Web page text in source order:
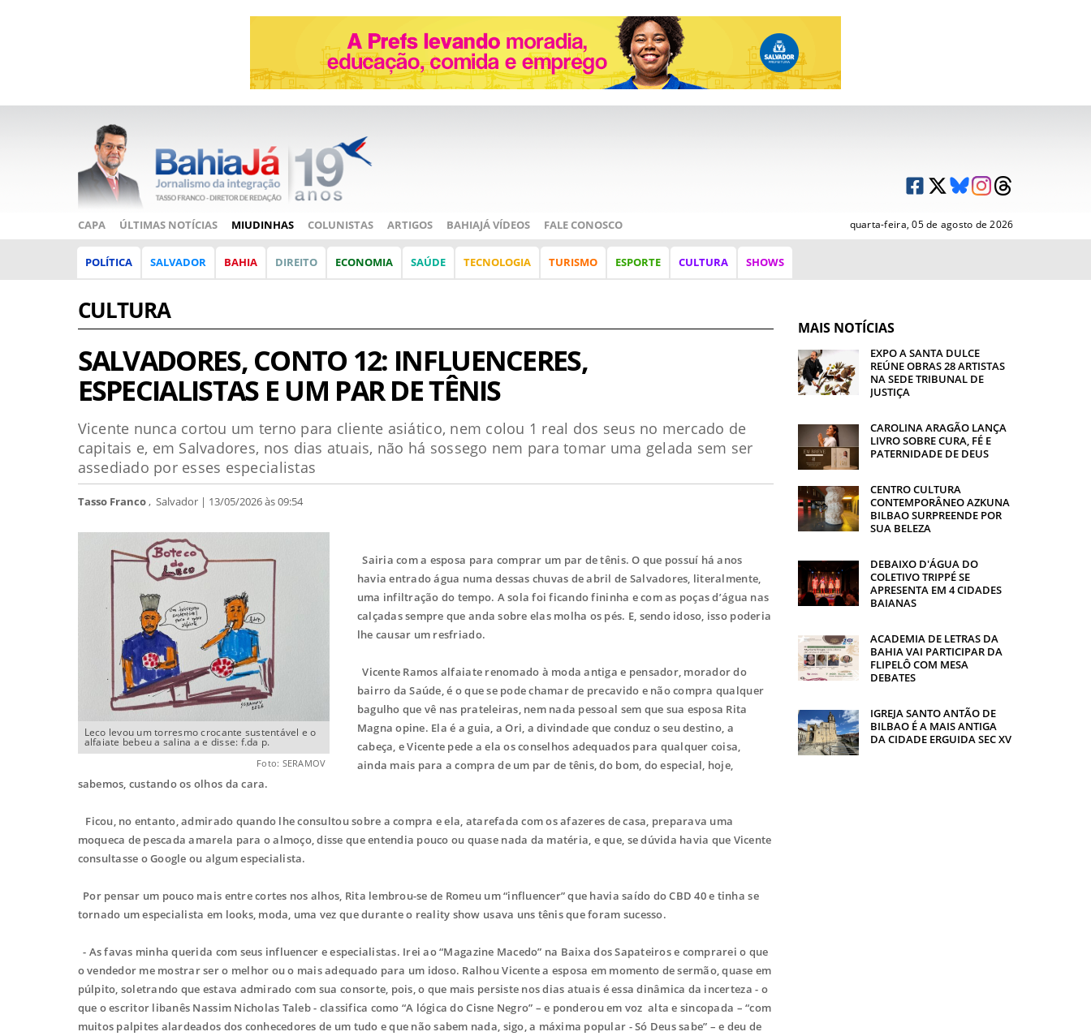
CAPA ÚLTIMAS NOTÍCIAS MIUDINHAS COLUNISTAS ARTIGOS BAHIAJÁ VÍDEOS FALE CONOSCO quarta-feira, 05 de agosto de 2026
POLÍTICA SALVADOR BAHIA DIREITO ECONOMIA SAÚDE TECNOLOGIA TURISMO ESPORTE CULTURA SHOWS
CULTURA
SALVADORES, CONTO 12: INFLUENCERES,
ESPECIALISTAS E UM PAR DE TÊNIS
Vicente nunca cortou um terno para cliente asiático, nem colou 1 real dos seus no mercado de
capitais e, em Salvadores, nos dias atuais, não há sossego nem para tomar uma gelada sem ser
assediado por esses especialistas
Tasso Franco, Salvador | 13/05/2026 às 09:54
Leco levou um torresmo crocante sustentável e o
alfaiate bebeu a salina a e disse: f.da p.
Foto: SERAMOV
Sairia com a esposa para comprar um par de tênis. O que possuí há anos
havia entrado água numa dessas chuvas de abril de Salvadores, literalmente,
uma infiltração do tempo. A sola foi ficando fininha e com as poças d’água nas
calçadas sempre que anda sobre elas molha os pés. E, sendo idoso, isso poderia
lhe causar um resfriado.
Vicente Ramos alfaiate renomado à moda antiga e pensador, morador do
bairro da Saúde, é o que se pode chamar de precavido e não compra qualquer
bagulho que vê nas prateleiras, nem nada pessoal sem que sua esposa Rita
Magna opine. Ela é a guia, a Ori, a divindade que conduz o seu destino, a
cabeça, e Vicente pede a ela os conselhos adequados para qualquer coisa,
ainda mais para a compra de um par de tênis, do bom, do especial, hoje,
sabemos, custando os olhos da cara.
Ficou, no entanto, admirado quando lhe consultou sobre a compra e ela, atarefada com os afazeres de casa, preparava uma
moqueca de pescada amarela para o almoço, disse que entendia pouco ou quase nada da matéria, e que, se dúvida havia que Vicente
consultasse o Google ou algum especialista.
Por pensar um pouco mais entre cortes nos alhos, Rita lembrou-se de Romeu um “influencer” que havia saído do CBD 40 e tinha se
tornado um especialista em looks, moda, uma vez que durante o reality show usava uns tênis que foram sucesso.
- As favas minha querida com seus influencer e especialistas. Irei ao “Magazine Macedo” na Baixa dos Sapateiros e comprarei o que
o vendedor me mostrar ser o melhor ou o mais adequado para um idoso. Ralhou Vicente a esposa em momento de sermão, quase em
púlpito, soletrando que estava admirado com sua consorte, pois, o que mais persiste nos dias atuais é essa dinâmica da incerteza - o
que o escritor libanês Nassim Nicholas Taleb - classifica como “A lógica do Cisne Negro” – e ponderou em voz alta e sincopada – “com
muitos palpites alardeados dos conhecedores de um tudo e que não sabem nada, sigo, a máxima popular - Só Deus sabe” – e deu de
MAIS NOTÍCIAS
EXPO A SANTA DULCE
REÚNE OBRAS 28 ARTISTAS
NA SEDE TRIBUNAL DE
JUSTIÇA
CAROLINA ARAGÃO LANÇA
LIVRO SOBRE CURA, FÉ E
PATERNIDADE DE DEUS
CENTRO CULTURA
CONTEMPORÂNEO AZKUNA
BILBAO SURPREENDE POR
SUA BELEZA
DEBAIXO D'ÁGUA DO
COLETIVO TRIPPÉ SE
APRESENTA EM 4 CIDADES
BAIANAS
ACADEMIA DE LETRAS DA
BAHIA VAI PARTICIPAR DA
FLIPELÔ COM MESA
DEBATES
IGREJA SANTO ANTÃO DE
BILBAO É A MAIS ANTIGA
DA CIDADE ERGUIDA SEC XV